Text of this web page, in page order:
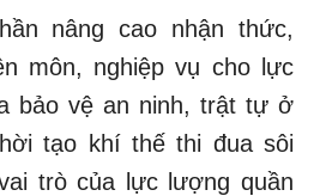
nâng cao nhận thức,
môn, nghiệp vụ cho lực
bảo vệ an ninh, trật tự ở
tạo khí thế thi đua sôi
trò của lực lượng quần